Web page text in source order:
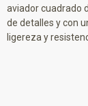
aviador cuadrado
de detalles y con
ligereza y